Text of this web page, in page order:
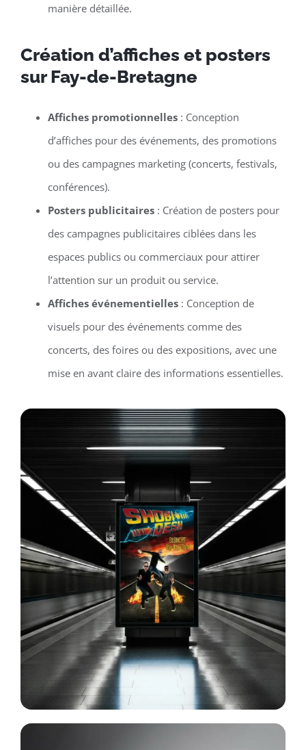
manière détaillée.
Création d’affiches et posters
sur Fay-de-Bretagne
Affiches promotionnelles: Conception
d’affiches pour des événements, des promotions
ou des campagnes marketing (concerts, festivals,
conférences).
Posters publicitaires: Création de posters pour
des campagnes publicitaires ciblées dans les
espaces publics ou commerciaux pour attirer
l’attention sur un produit ou service.
Affiches événementielles: Conception de
visuels pour des événements comme des
concerts, des foires ou des expositions, avec une
mise en avant claire des informations essentielles.